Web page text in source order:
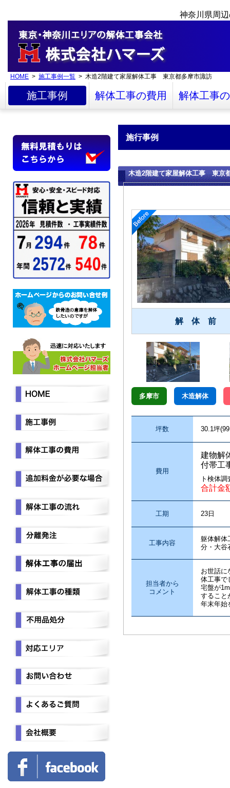
神奈川県周
HOME > 施工事例一覧 > 木造2階建て家屋解体工事 東京都多摩市諏訪
施工事例 解体工事の費用 解体工事
施行事例
木造2階建て家屋解体工事 東京
解 体 前
多摩市 木造解体
坪数 30.1坪
費用
建物解
付帯工
ト検体
合計金
工期 23日
工事内容
躯体解
分・大谷
担当者から
コメント
お世話に
体工事で
宅盤が
すること
年末年始